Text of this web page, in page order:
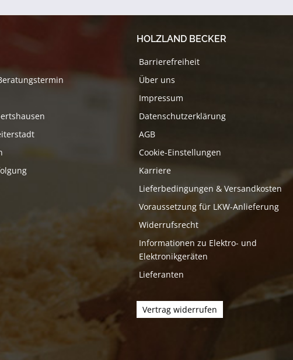
HOLZLAND BECKER
Barrierefreiheit
Über uns
Impressum
Datenschutzerklärung
AGB
Cookie-Einstellungen
Karriere
Lieferbedingungen & Versandkosten
Voraussetzung für LKW-Anlieferung
Widerrufsrecht
Informationen zu Elektro- und
Elektronikgeräten
Lieferanten
Vertrag widerrufen